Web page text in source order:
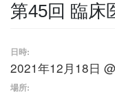
第45回 臨床
日時:
2021年12月18日
場所: